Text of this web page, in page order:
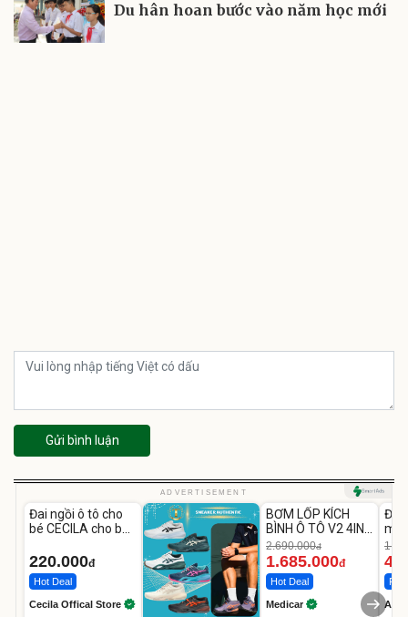
Du hân hoan bước vào năm học mới
Gửi bình luận
ADVERTISEMENT
Đai ngồi ô tô cho
bé CECILA cho bé
220.000đ
Hot Deal
Cecila Offical Store
-37%
BƠM LỐP KÍCH
BÌNH Ô TÔ V2 4IN1
Medicar
12.000mAh
2.690.000đ
1.685.000đ
Hot Deal
Medicar A